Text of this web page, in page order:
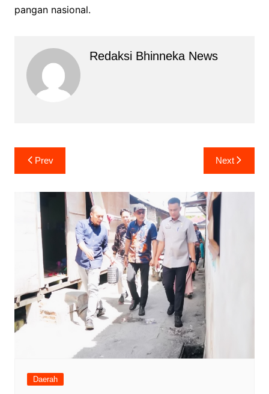
pangan nasional.
Redaksi Bhinneka News
Navigasi
pos
Prev Next
Daerah